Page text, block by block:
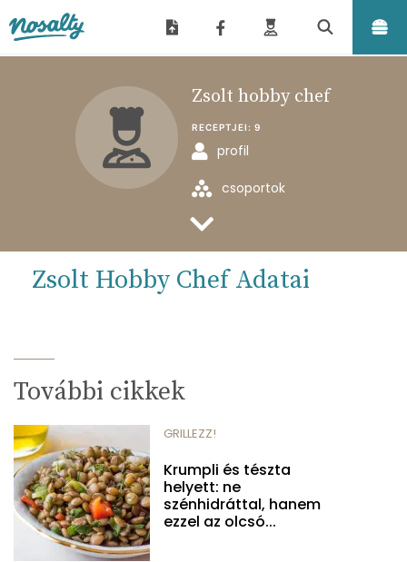
Nosalty
Zsolt hobby chef
RECEPTJEI: 9
profil
csoportok
Zsolt Hobby Chef Adatai
További cikkek
GRILLEZZ!
Krumpli és tészta
helyett: ne
szénhidráttal, hanem
ezzel az olcsó...